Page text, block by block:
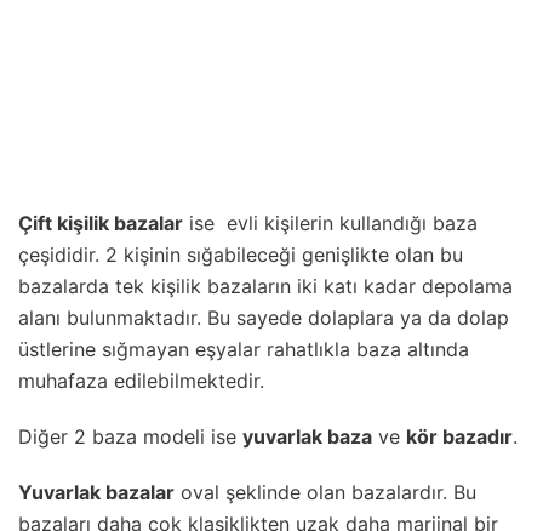
Çift kişilik bazalar ise evli kişilerin kullandığı baza
çeşididir. 2 kişinin sığabileceği genişlikte olan bu
bazalarda tek kişilik bazaların iki katı kadar depolama
alanı bulunmaktadır. Bu sayede dolaplara ya da dolap
üstlerine sığmayan eşyalar rahatlıkla baza altında
muhafaza edilebilmektedir.
Diğer 2 baza modeli ise yuvarlak baza ve kör bazadır.
Yuvarlak bazalar oval şeklinde olan bazalardır. Bu
bazaları daha çok klasiklikten uzak daha marjinal bir